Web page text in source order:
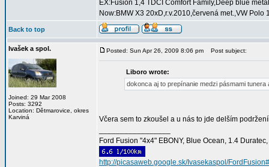
EX:Fusion 1,4 TDCI Comfort Family,Deep blue
Now:BMW X3 20xD,r.v.2010,červená met.,VW Polo
Back to top
Ivašek a spol.
Joined: 29 Mar 2008
Posts: 3292
Location: Dětmarovice, okres
Karviná
Posted: Sun Apr 26, 2009 8:06 pm Post subject:
Liboro wrote:
dokonca aj to prepínanie medzi pásmami
Včera sem to zkoušel a u nás to jde delším
Ford Fusion "4x4" EBONY, Blue Ocean, 1.4
http://picasaweb.google.sk/Ivasekaspol/FordFusion#